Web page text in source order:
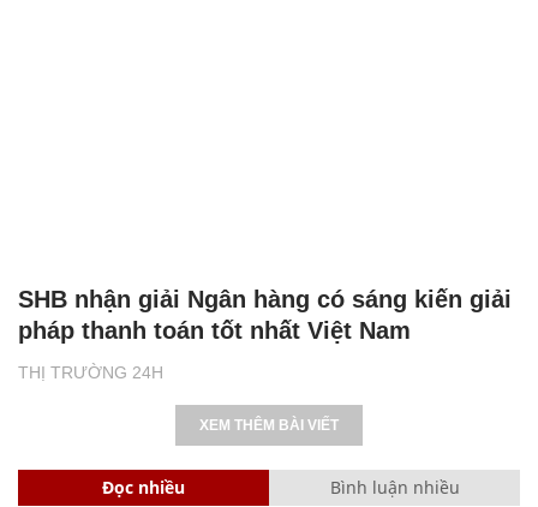
THỊ TRƯỜNG 24H
SHB nhận giải Ngân hàng có sáng kiến giải
pháp thanh toán tốt nhất Việt Nam
XEM THÊM BÀI VIẾT
Đọc nhiều Bình luận nhiều